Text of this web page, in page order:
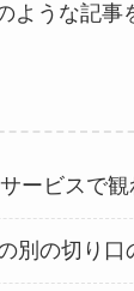
ような記事
ービスで
別の切り口